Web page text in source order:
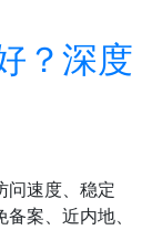
？深度
问速度、稳定
案、近内地、